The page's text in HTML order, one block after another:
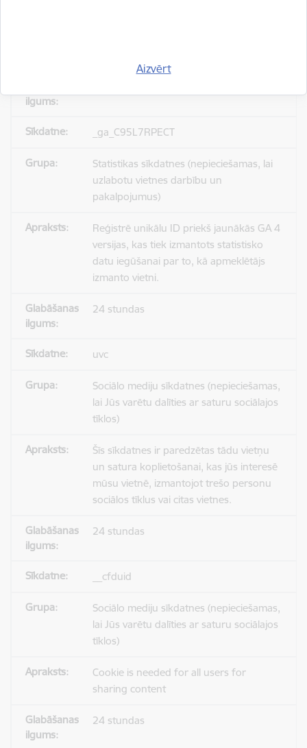
Aizvērt
_ga_C95L7RPECT
Statistikas sīkdatnes (nepieciešamas, lai
uzlabotu vietnes darbību un
pakalpojumus)
Reģistrē unikālu ID priekš jaunākās GA 4
versijas, kas tiek izmantots statistisko
datu iegūšanai par to, kā apmeklētājs
izmanto vietni.
24 stundas
uvc
Sociālo mediju sīkdatnes (nepieciešamas,
lai Jūs varētu dalīties ar saturu sociālajos
tīklos)
Šīs sīkdatnes ir paredzētas tādu vietņu
un satura koplietošanai, kas jūs interesē
mūsu vietnē, izmantojot trešo personu
sociālos tīklus vai citas vietnes.
24 stundas
__cfduid
Sociālo mediju sīkdatnes (nepieciešamas,
lai Jūs varētu dalīties ar saturu sociālajos
tīklos)
Cookie is needed for all users for
sharing content
24 stundas